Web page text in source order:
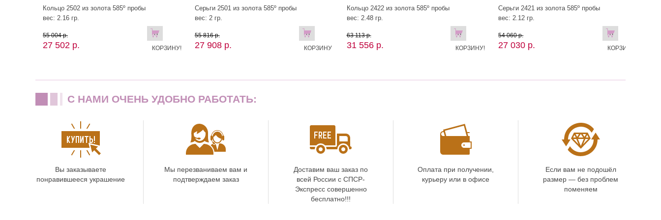
Кольцо 2502 из золота 585º пробы
вес: 2.16 гр.
55 004 р.
27 502 р.
В
КОРЗИНУ!
Серьги 2501 из золота 585º пробы
вес: 2 гр.
55 816 р.
27 908 р.
В
КОРЗИНУ
Кольцо 2422 из золота 585º пробы
вес: 2.48 гр.
63 113 р.
31 556 р.
В
КОРЗИНУ!
Серьги 2421 из золота 585º пробы
вес: 2.12 гр.
54 060 р.
27 030 р.
В
КОРЗИНУ
C НАМИ ОЧЕНЬ УДОБНО РАБОТАТЬ:
Вы заказываете
понравившееся украшение
Мы перезваниваем вам и
подтверждаем заказ
Доставим ваш заказ по
всей России с СПСР-
Экспресс совершенно
бесплатно!!!
Оплата при получении,
курьеру или в офисе
Если вам не подошёл
размер — без проблем
поменяем